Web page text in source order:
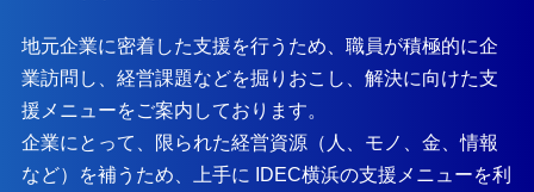
地元企業に密着した支援を行うため、職員が積極的に企
業訪問し、経営課題などを掘りおこし、解決に向けた支
援メニューをご案内しております。
企業にとって、限られた経営資源（人、モノ、金、情報
など）を補うため、上手に IDEC横浜の支援メニューを利